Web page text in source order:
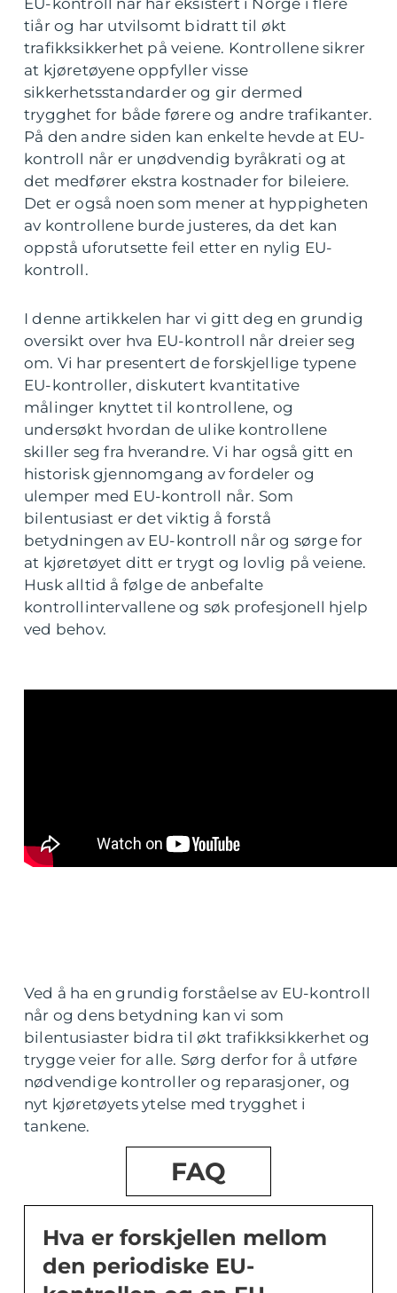
tiår og har utvilsomt bidratt til økt
trafikksikkerhet på veiene. Kontrollene sikrer
at kjøretøyene oppfyller visse
sikkerhetsstandarder og gir dermed
trygghet for både førere og andre trafikanter.
På den andre siden kan enkelte hevde at EU-
kontroll når er unødvendig byråkrati og at
det medfører ekstra kostnader for bileiere.
Det er også noen som mener at hyppigheten
av kontrollene burde justeres, da det kan
oppstå uforutsette feil etter en nylig EU-
kontroll.
I denne artikkelen har vi gitt deg en grundig
oversikt over hva EU-kontroll når dreier seg
om. Vi har presentert de forskjellige typene
EU-kontroller, diskutert kvantitative
målinger knyttet til kontrollene, og
undersøkt hvordan de ulike kontrollene
skiller seg fra hverandre. Vi har også gitt en
historisk gjennomgang av fordeler og
ulemper med EU-kontroll når. Som
bilentusiast er det viktig å forstå
betydningen av EU-kontroll når og sørge for
at kjøretøyet ditt er trygt og lovlig på veiene.
Husk alltid å følge de anbefalte
kontrollintervallene og søk profesjonell hjelp
ved behov.
Ved å ha en grundig forståelse av EU-kontroll
når og dens betydning kan vi som
bilentusiaster bidra til økt trafikksikkerhet og
trygge veier for alle. Sørg derfor for å utføre
nødvendige kontroller og reparasjoner, og
nyt kjøretøyets ytelse med trygghet i
tankene.
FAQ
Hva er forskjellen mellom
den periodiske EU-